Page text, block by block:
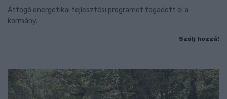
Átfogó energetikai fejlesztési programot fogadott el a
kormány.
Szólj hozzá!